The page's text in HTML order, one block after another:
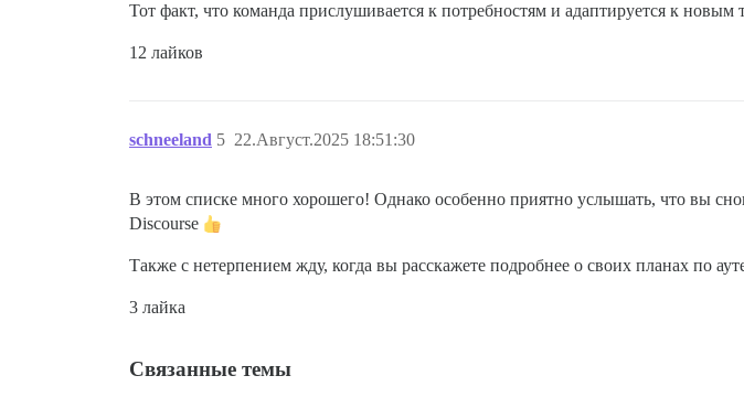
Тот факт, что команда прислушивается к потребностям и адаптируется к
12 лайков
schneeland 22.Август.2025 18:51:30
5
В этом списке много хорошего! Однако особенно приятно услышать, что вы
Discourse
Также с нетерпением жду, когда вы расскажете подробнее о своих планах по
3 лайка
Связанные темы